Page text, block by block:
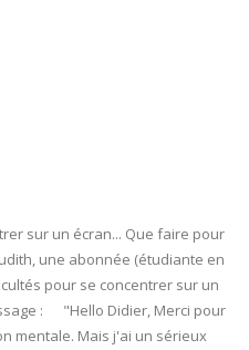
sur un écran... Que faire pour
une abonnée (étudiante en
pour se concentrer sur un
: "Hello Didier, Merci pour
mentale. Mais j'ai un sérieux